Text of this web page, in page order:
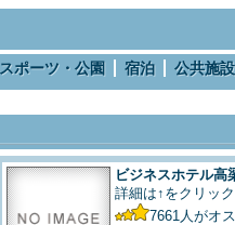
スポーツ・公園 宿泊 公共施設
ビジネスホテル高
詳細は↑をクリック
7661 人がオ